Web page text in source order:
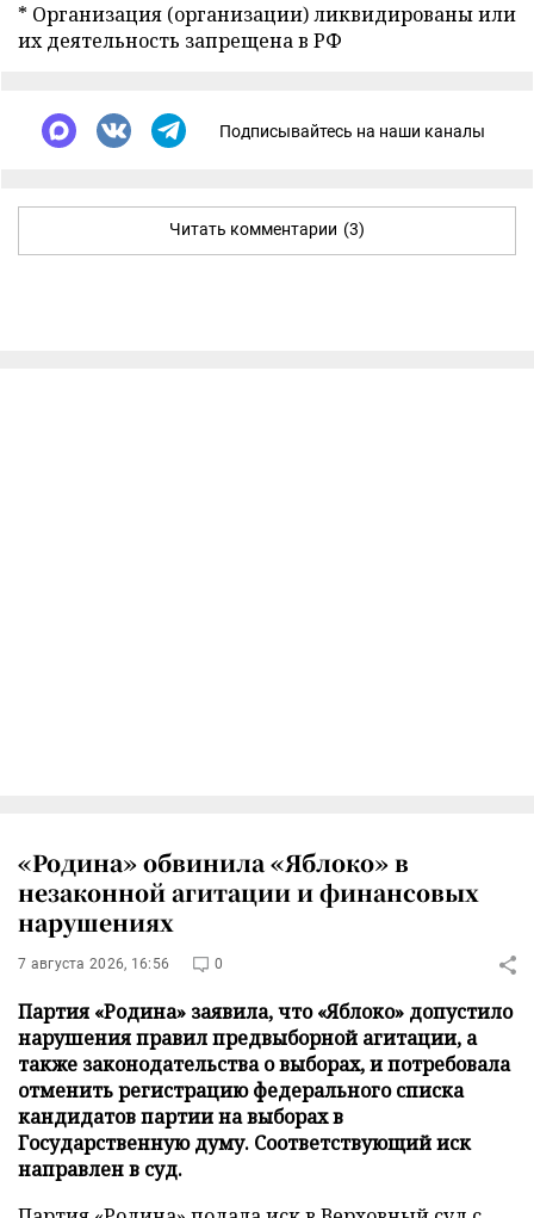
* Организация (организации) ликвидированы или
их деятельность запрещена в РФ
Подписывайтесь на наши каналы
Читать комментарии (3)
«Родина» обвинила «Яблоко» в
незаконной агитации и финансовых
нарушениях
7 августа 2026, 16:56 0
Партия «Родина» заявила, что «Яблоко» допустило
нарушения правил предвыборной агитации, а
также законодательства о выборах, и потребовала
отменить регистрацию федерального списка
кандидатов партии на выборах в
Государственную думу. Соответствующий иск
направлен в суд.